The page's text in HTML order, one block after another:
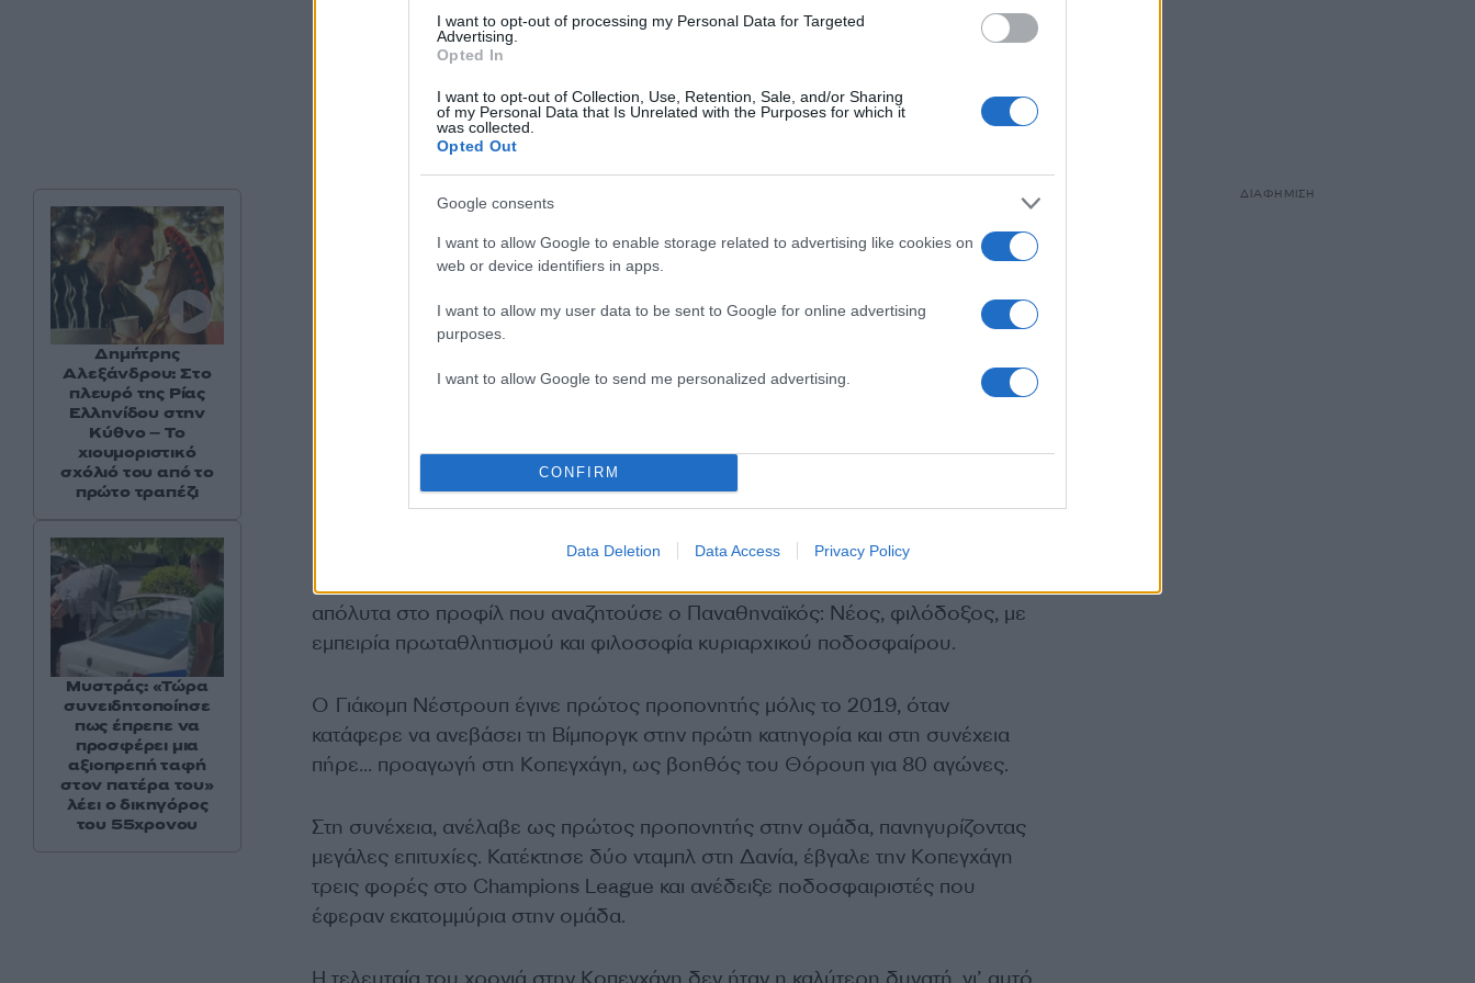
I want to opt-out of processing my Personal Data for Targeted
Advertising.
Opted In
I want to opt-out of Collection, Use, Retention, Sale, and/or Sharing
of my Personal Data that Is Unrelated with the Purposes for which it
was collected.
Opted Out
Google consents
I want to allow Google to enable storage related to advertising like cookies on
web or device identifiers in apps.
I want to allow my user data to be sent to Google for online advertising
purposes.
I want to allow Google to send me personalized advertising.
CONFIRM
Data Deletion Data Access Privacy Policy
Οι άνθρωποι της ΠΑΕ Παναθηναϊκός δουλεύουν εδώ και αρκετό καιρό το
θέμα του διαδόχου του Ράφα Μπενίτεθ, με το όνομα του Δανού Γιάκομπ
Ο 38χρονος πρώην τεχνικός της Κοπεγχάγης θεωρείται πως ταιριάζει
απόλυτα στο προφίλ που αναζητούσε ο Παναθηναϊκός: Νέος, φιλόδοξος, με
εμπειρία πρωταθλητισμού και φιλοσοφία κυριαρχικού ποδοσφαίρου.
Ο Γιάκομπ Νέστρουπ έγινε πρώτος προπονητής μόλις το 2019, όταν
κατάφερε να ανεβάσει τη Βίμποργκ στην πρώτη κατηγορία και στη συνέχεια
πήρε… προαγωγή στη Κοπεγχάγη, ως βοηθός του Θόρουπ για 80 αγώνες.
Στη συνέχεια, ανέλαβε ως πρώτος προπονητής στην ομάδα, πανηγυρίζοντας
μεγάλες επιτυχίες. Κατέκτησε δύο νταμπλ στη Δανία, έβγαλε την Κοπεγχάγη
τρεις φορές στο Champions League και ανέδειξε ποδοσφαιριστές που
έφεραν εκατομμύρια στην ομάδα.
Δημήτρης
Αλεξάνδρου: Στο
πλευρό της Ρίας
Ελληνίδου στην
Κύθνο – Το
χιουμοριστικό
σχόλιό του από το
πρώτο τραπέζι
Μυστράς: «Τώρα
συνειδητοποίησε
πως έπρεπε να
προσφέρει μια
αξιοπρεπή ταφή
στον πατέρα του»
λέει ο δικηγόρος
του 55χρονου
ΔΙΑΦΗΜΙΣΗ